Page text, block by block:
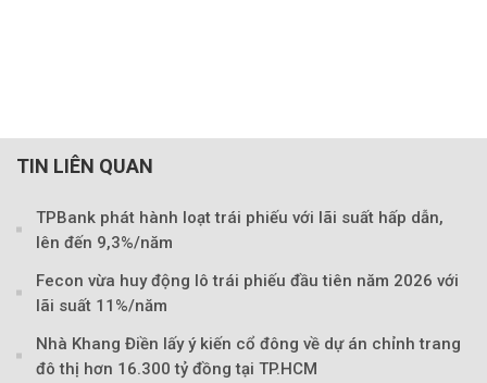
TIN LIÊN QUAN
TPBank phát hành loạt trái phiếu với lãi suất hấp dẫn,
lên đến 9,3%/năm
Fecon vừa huy động lô trái phiếu đầu tiên năm 2026 với
lãi suất 11%/năm
Nhà Khang Điền lấy ý kiến cổ đông về dự án chỉnh trang
đô thị hơn 16.300 tỷ đồng tại TP.HCM